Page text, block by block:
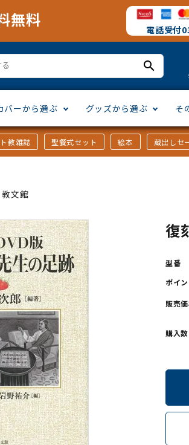
無料 電話受
search
その他アジアの言語
バーから選ぶ グッズから選ぶ
ステイショナリー
用品/goods
そ
手帳・カレンダー
教雑誌 聖餐式セット 絵本 蔵出しセ
教文館
復
型番
ポイ
販売
購入数